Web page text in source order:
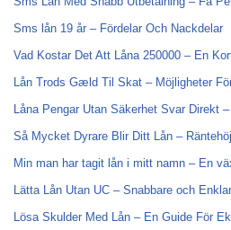
Sms lån 19 år – Fördelar Och Nackdelar
Vad Kostar Det Att Låna 250000 – En
Lån Trods Gæld Til Skat – Möjligheter
Låna Pengar Utan Säkerhet Svar Direkt
Så Mycket Dyrare Blir Ditt Lån –
Min man har tagit lån i mitt namn – En
Lätta Lån Utan UC – Snabbare och
Lösa Skulder Med Lån – En Guide För